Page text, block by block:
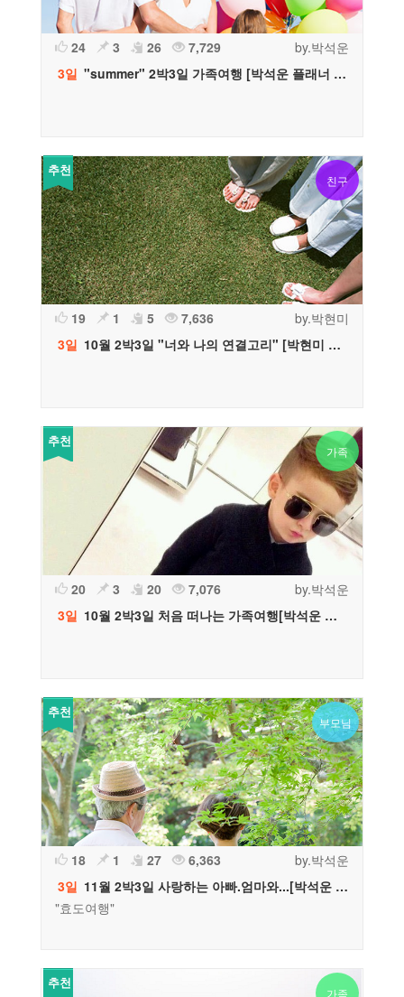
24 3 26 7,729
by.박석운
3일 "summer" 2박3일 가족여행 [박석운 플래너 추천]
친구
추천
19 1 5 7,636
by.박현미
3일 10월 2박3일 "너와 나의 연결고리" [박현미 플래너 추천]
가족
추천
20 3 20 7,076
by.박석운
3일 10월 2박3일 처음 떠나는 가족여행[박석운 플래너 추천]
부모님
추천
18 1 27 6,363
by.박석운
3일 11월 2박3일 사랑하는 아빠.엄마와...[박석운 플래너 추천]
"효도여행"
가족
추천